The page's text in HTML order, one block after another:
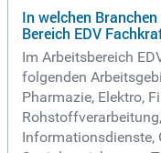
In welchen
Bereich EDV
Im Arbeitsbereich
folgenden
Pharmazie, Elektro,
Informationsdienste,